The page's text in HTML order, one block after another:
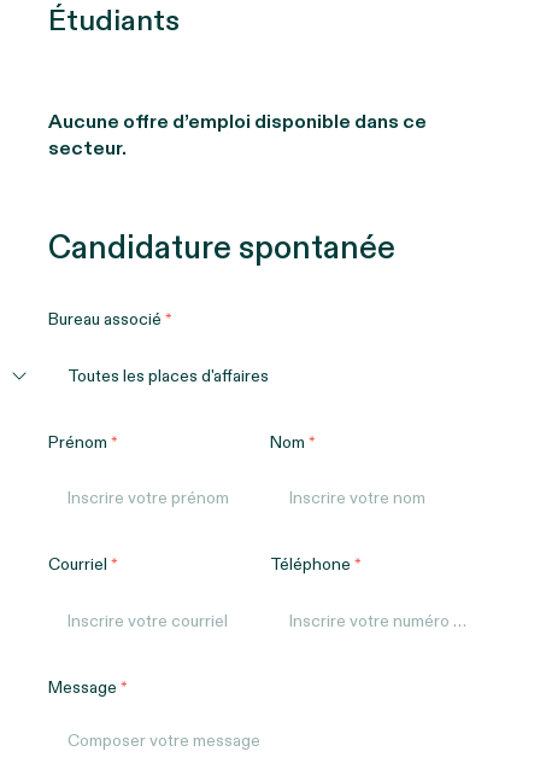
Étudiants
Aucune offre d’emploi disponible dans ce
secteur.
Candidature spontanée
Bureau associé
Prénom Nom
Courriel Téléphone
Message